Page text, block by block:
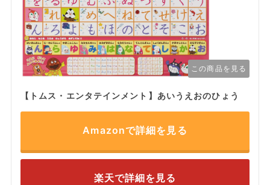
この商品を見る
【トムス・エンタテインメント】あいうえおのひょう
Amazonで詳細を見る
楽天で詳細を見る